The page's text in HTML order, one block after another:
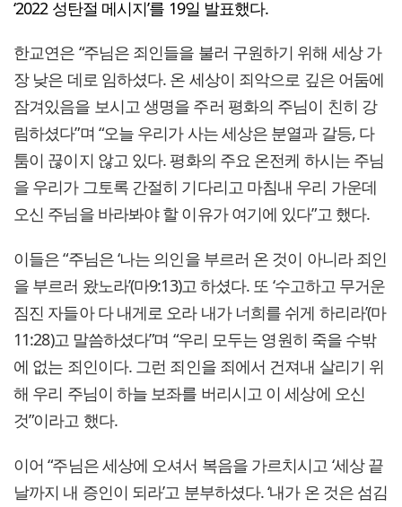
‘2022 성탄절 메시지’를 19일 발표했다.
한교연은 “주님은 죄인들을 불러 구원하기 위해 세상 가
장 낮은 데로 임하셨다. 온 세상이 죄악으로 깊은 어둠에
잠겨있음을 보시고 생명을 주러 평화의 주님이 친히 강
림하셨다”며 “오늘 우리가 사는 세상은 분열과 갈등, 다
툼이 끊이지 않고 있다. 평화의 주요 온전케 하시는 주님
을 우리가 그토록 간절히 기다리고 마침내 우리 가운데
오신 주님을 바라봐야 할 이유가 여기에 있다”고 했다.
이들은 “주님은 ‘나는 의인을 부르러 온 것이 아니라 죄인
을 부르러 왔노라’(마9:13)고 하셨다. 또 ‘수고하고 무거운
짐진 자들아 다 내게로 오라 내가 너희를 쉬게 하리라’(마
11:28)고 말씀하셨다”며 “우리 모두는 영원히 죽을 수밖
에 없는 죄인이다. 그런 죄인을 죄에서 건져내 살리기 위
해 우리 주님이 하늘 보좌를 버리시고 이 세상에 오신
것”이라고 했다.
이어 “주님은 세상에 오셔서 복음을 가르치시고 ‘세상 끝
날까지 내 증인이 되라’고 분부하셨다. ‘내가 온 것은 섬김